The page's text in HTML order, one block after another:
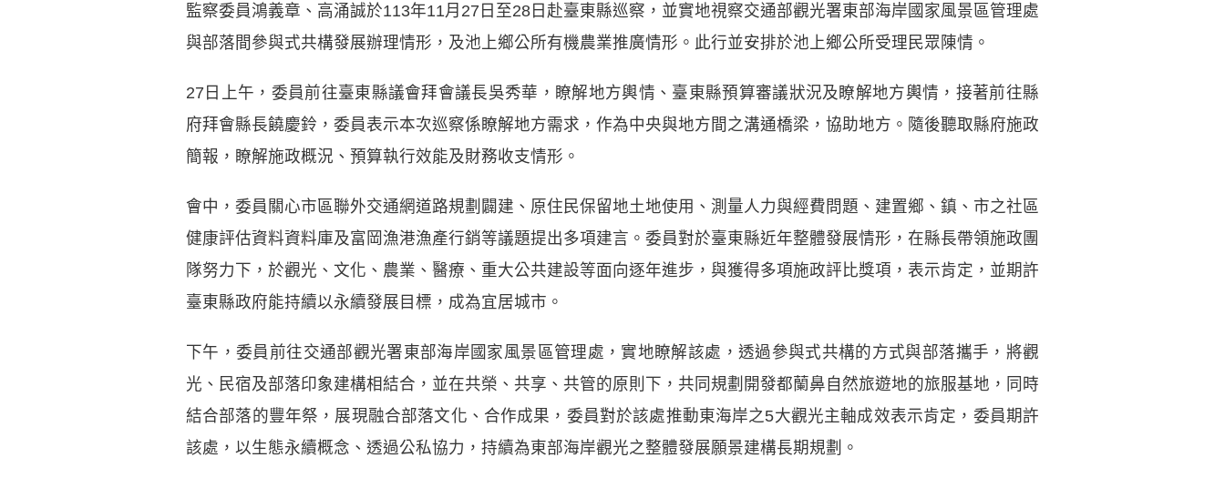
監察委員鴻義章、高涌誠於113年11月27日至28日赴臺東縣巡察，並實地視察交通部觀光署東部海岸國家風景區管理處
與部落間參與式共構發展辦理情形，及池上鄉公所有機農業推廣情形。此行並安排於池上鄉公所受理民眾陳情。
27日上午，委員前往臺東縣議會拜會議長吳秀華，瞭解地方輿情、臺東縣預算審議狀況及瞭解地方輿情，接著前往縣
府拜會縣長饒慶鈴，委員表示本次巡察係瞭解地方需求，作為中央與地方間之溝通橋梁，協助地方。隨後聽取縣府施政
簡報，瞭解施政概況、預算執行效能及財務收支情形。
會中，委員關心市區聯外交通網道路規劃闢建、原住民保留地土地使用、測量人力與經費問題、建置鄉、鎮、市之社區
健康評估資料資料庫及富岡漁港漁產行銷等議題提出多項建言。委員對於臺東縣近年整體發展情形，在縣長帶領施政團
隊努力下，於觀光、文化、農業、醫療、重大公共建設等面向逐年進步，與獲得多項施政評比獎項，表示肯定，並期許
臺東縣政府能持續以永續發展目標，成為宜居城市。
下午，委員前往交通部觀光署東部海岸國家風景區管理處，實地瞭解該處，透過參與式共構的方式與部落攜手，將觀
光、民宿及部落印象建構相結合，並在共榮、共享、共管的原則下，共同規劃開發都蘭鼻自然旅遊地的旅服基地，同時
結合部落的豐年祭，展現融合部落文化、合作成果，委員對於該處推動東海岸之5大觀光主軸成效表示肯定，委員期許
該處，以生態永續概念、透過公私協力，持續為東部海岸觀光之整體發展願景建構長期規劃。